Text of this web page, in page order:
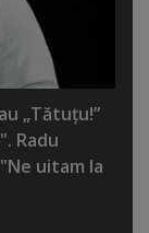
„Tătuţu!”
Radu
uitam la